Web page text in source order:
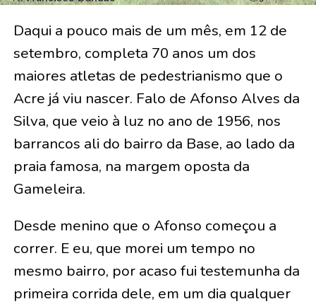
Daqui a pouco mais de um mês, em 12 de
setembro, completa 70 anos um dos
maiores atletas de pedestrianismo que o
Acre já viu nascer. Falo de Afonso Alves da
Silva, que veio à luz no ano de 1956, nos
barrancos ali do bairro da Base, ao lado da
praia famosa, na margem oposta da
Gameleira.
Desde menino que o Afonso começou a
correr. E eu, que morei um tempo no
mesmo bairro, por acaso fui testemunha da
primeira corrida dele, em um dia qualquer